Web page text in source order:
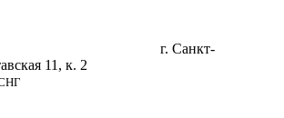
г. Санкт-
11, к. 2